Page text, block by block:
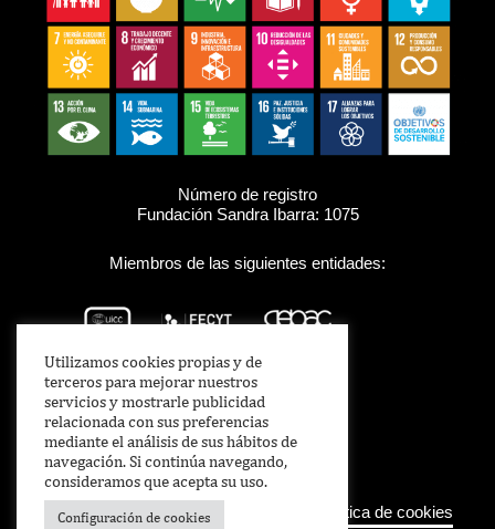
Número de registro
Fundación Sandra Ibarra: 1075
Miembros de las siguientes entidades:
Aviso legal– Política de Privacidad Política de cookies
Utilizamos cookies propias y de
terceros para mejorar nuestros
servicios y mostrarle publicidad
relacionada con sus preferencias
mediante el análisis de sus hábitos de
navegación. Si continúa navegando,
consideramos que acepta su uso.
Configuración de cookies